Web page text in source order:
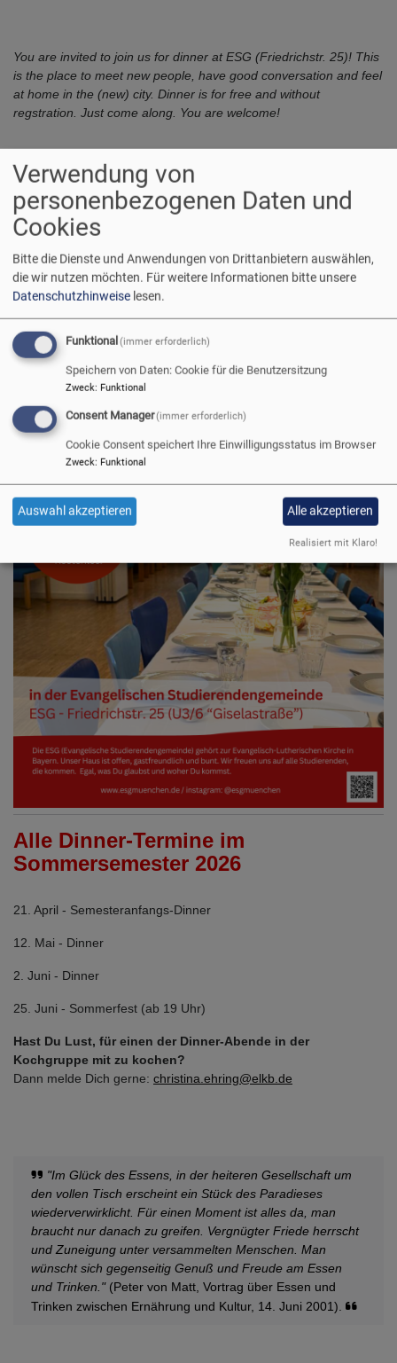
You are invited to join us for dinner at ESG (Friedrichstr. 25)! This
is the place to meet new people, have good conversation and feel
at home in the (new) city. Dinner is for free and without
regstration. Just come along. You are welcome!
Alle Dinner-Termine im
Sommersemester 2026
21. April - Semesteranfangs-Dinner
12. Mai - Dinner
2. Juni - Dinner
25. Juni - Sommerfest (ab 19 Uhr)
Hast Du Lust, für einen der Dinner-Abende in der
Kochgruppe mit zu kochen?
Dann melde Dich gerne: christina.ehring@elkb.de
"Im Glück des Essens, in der heiteren Gesellschaft um
den vollen Tisch erscheint ein Stück des Paradieses
wiederverwirklicht. Für einen Moment ist alles da, man
braucht nur danach zu greifen. Vergnügter Friede herrscht
und Zuneigung unter versammelten Menschen. Man
wünscht sich gegenseitig Genuß und Freude am Essen
und Trinken."(Peter von Matt, Vortrag über Essen und
Trinken zwischen Ernährung und Kultur, 14. Juni 2001).
Verwendung von
personenbezogenen Daten und
Cookies
Bitte die Dienste und Anwendungen von Drittanbietern auswählen,
die wir nutzen möchten. Für weitere Informationen bitte unsere
Datenschutzhinweise lesen.
Funktional(immer erforderlich)
Speichern von Daten: Cookie für die Benutzersitzung
Zweck: Funktional
Consent Manager(immer erforderlich)
Cookie Consent speichert Ihre Einwilligungsstatus im Browser
Zweck: Funktional
Auswahl akzeptieren Alle akzeptieren
Realisiert mit Klaro!